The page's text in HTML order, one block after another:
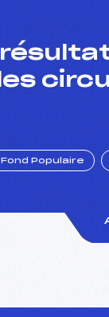
Fond Populaire